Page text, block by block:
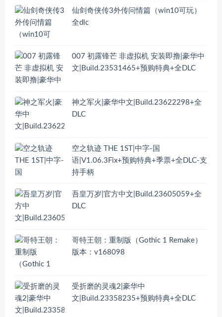
仙剑奇侠传3外传问情篇（win10可玩）
全dlc
007 初露锋芒 非虚拟机 安装即撸|豪华中
文|Build.23531465+预购特典+全DLC
神之军火|豪华中文|Build.23622298+全
DLC
空之轨迹 THE 1ST|中字-国
语|V1.06.3Fix+预购特典+季票+全DLC-支
持手柄
吾皇万岁|官方中文|Build.23605059+全
DLC
哥特王朝：重制版（Gothic 1 Remake）
版本：v168098
受折磨的灵魂2|豪华中
文|Build.23358235+预购特典+全DLC